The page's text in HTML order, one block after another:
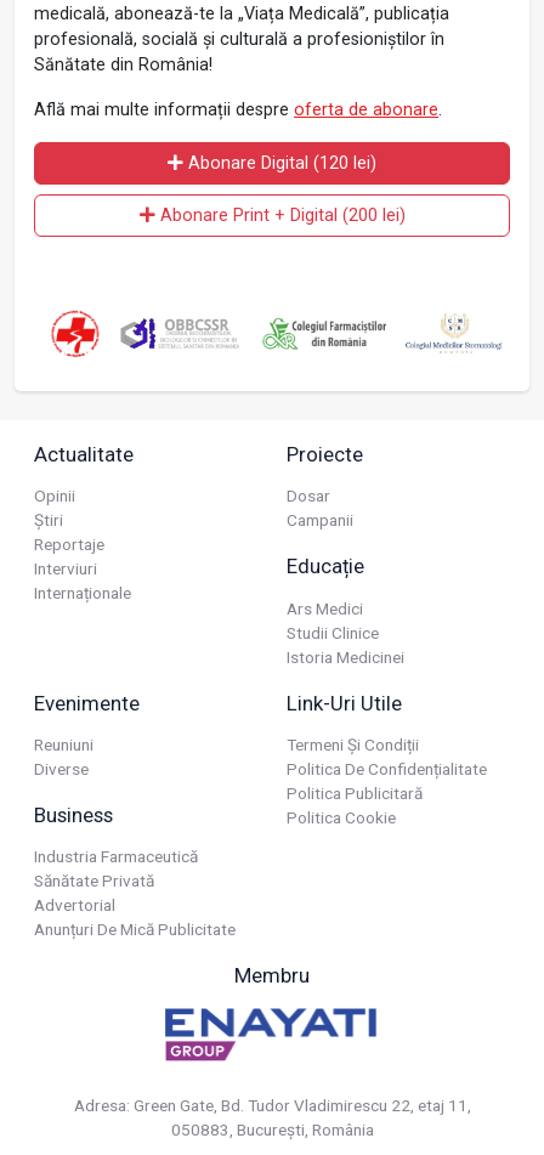
medicală, abonează-te la „Viața Medicală”, publicația
profesională, socială și culturală a profesioniștilor în
Sănătate din România!
Află mai multe informații despre oferta de abonare.
Abonare Digital (120 lei)
Abonare Print + Digital (200 lei)
Actualitate
Opinii
Știri
Reportaje
Interviuri
Internaționale
Proiecte
Dosar
Campanii
Educație
Ars Medici
Studii Clinice
Istoria Medicinei
Evenimente
Reuniuni
Diverse
Business
Industria Farmaceutică
Sănătate Privată
Advertorial
Anunțuri De Mică Publicitate
Link-Uri Utile
Termeni Și Condiții
Politica De Confidențialitate
Politica Publicitară
Politica Cookie
Membru
Adresa: Green Gate, Bd. Tudor Vladimirescu 22, etaj 11,
050883, Bucureşti, România